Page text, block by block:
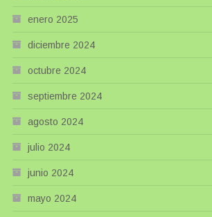
enero 2025
diciembre 2024
octubre 2024
septiembre 2024
agosto 2024
julio 2024
junio 2024
mayo 2024